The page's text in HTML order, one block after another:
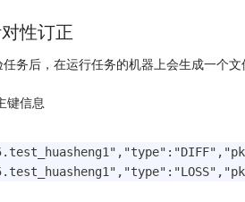
性订正
务后，在运行任务的机器上会生成一
键信息